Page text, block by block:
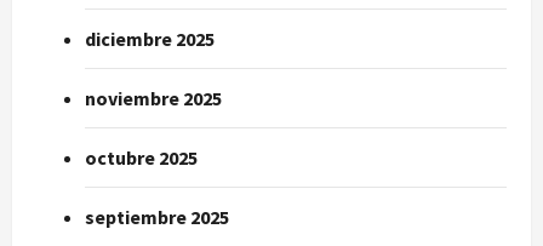
diciembre 2025
noviembre 2025
octubre 2025
septiembre 2025